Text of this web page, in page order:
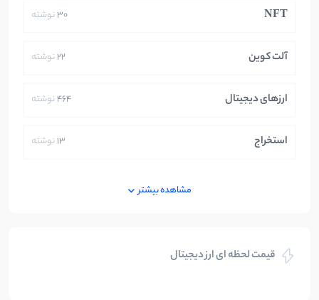
NFT
30نوشته
آلت کوین 22نوشته
ارزهای دیجیتال 464نوشته
استخراج 13نوشته
بلاکچین
مشاهده بیشتر
قیمت لحظه ای ارز دیجیتال